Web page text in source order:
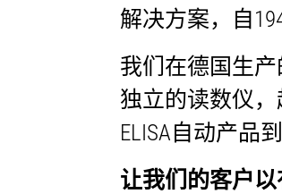
解决方案，自
我们在德国生
独立的读数仪
ELISA自动产品
让我们的客户以